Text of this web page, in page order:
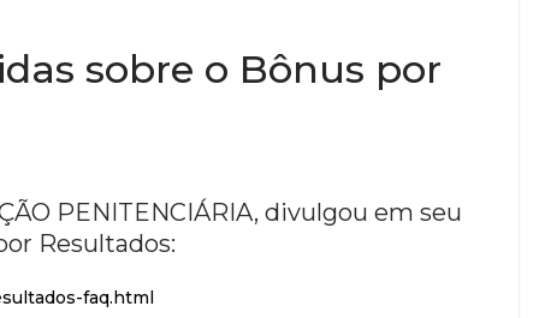
sobre o Bônus por
PENITENCIÁRIA, divulgou em seu
Resultados:
faq.html